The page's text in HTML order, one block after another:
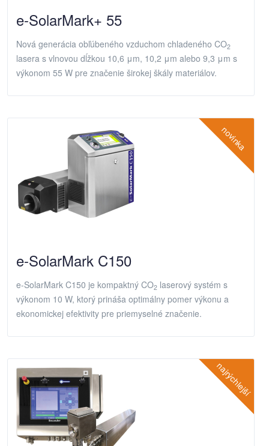
e-SolarMark+ 55
Nová generácia obľúbeného vzduchom chladeného CO2
lasera s vlnovou dĺžkou 10,6 μm, 10,2 μm alebo 9,3 μm s
výkonom 55 W pre značenie širokej škály materiálov.
novinka
e-SolarMark C150
e-SolarMark C150 je kompaktný CO2 laserový systém s
výkonom 10 W, ktorý prináša optimálny pomer výkonu a
ekonomickej efektivity pre priemyselné značenie.
najrýchlejší